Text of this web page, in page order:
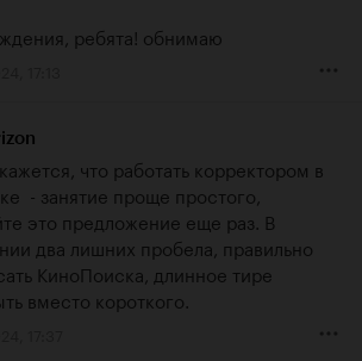
ребята! обнимаю
что работать корректором в
- занятие проще простого,
это предложение еще раз. В
два лишних пробела, правильно
КиноПоиска, длинное тире
вместо короткого.